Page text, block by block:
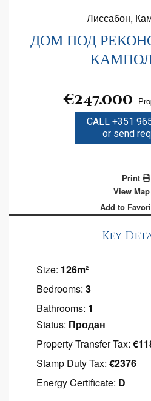
Лиссабон,
ДОМ ПОД
€247.000
CALL +351
or send
Print
View
Add to
Key
Size: 126m²
Bedrooms: 3
Bathrooms: 1
Status: Продан
Property Transfer Tax:
Stamp Duty Tax: €2376
Energy Certificate: D